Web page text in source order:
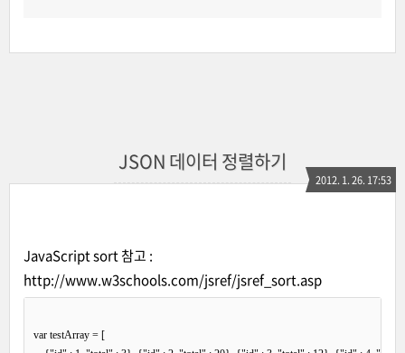
JSON 데이터 정렬하기
2012. 1. 26. 17:53
JavaScript sort 참고 :
http://www.w3schools.com/jsref/jsref_sort.asp
var testArray = [